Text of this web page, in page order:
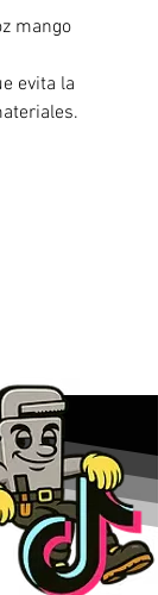
mango
evita la